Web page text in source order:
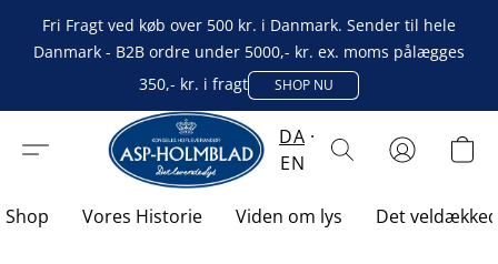
Fri Fragt ved køb over 500 kr. i Danmark. Sender til hele
Danmark - B2B ordre under 5000,- kr. ex. moms pålægges
350,- kr. i fragt
SHOP NU
DA
EN
Shop Vores Historie Viden om lys Det